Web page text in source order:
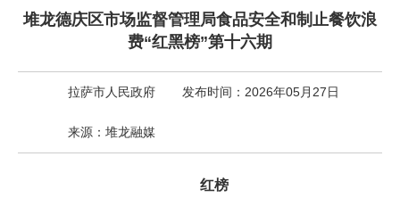
堆龙德庆区市场监督管理局食品安全和制止餐饮浪
费“红黑榜”第十六期
拉萨市人民政府 发布时间：2026年05月27日
来源：堆龙融媒
红榜